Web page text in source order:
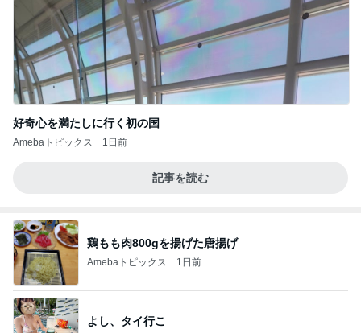
好奇心を満たしに行く初の国
Amebaトピックス 1日前
記事を読む
鶏もも肉800gを揚げた唐揚げ
Amebaトピックス 1日前
よし、タイ行こ